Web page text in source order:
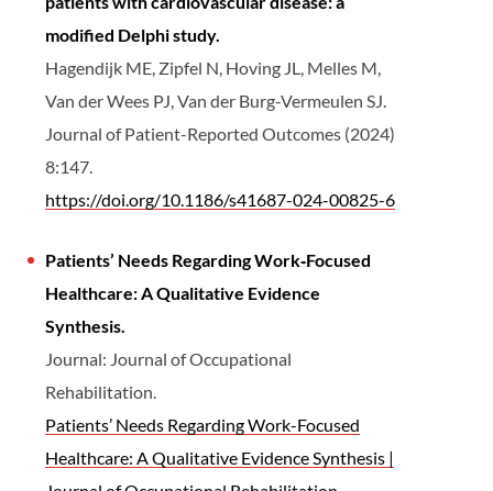
modified Delphi study.
Hagendijk ME, Zipfel N, Hoving JL, Melles M,
Van der Wees PJ, Van der Burg-Vermeulen SJ.
Journal of Patient-Reported Outcomes (2024)
8:147.
https://doi.org/10.1186/s41687-024-00825-6
Patients’ Needs Regarding Work‑Focused
Healthcare: A Qualitative Evidence
Synthesis.
Journal: Journal of Occupational
Rehabilitation.
Patients’ Needs Regarding Work-Focused
Healthcare: A Qualitative Evidence Synthesis |